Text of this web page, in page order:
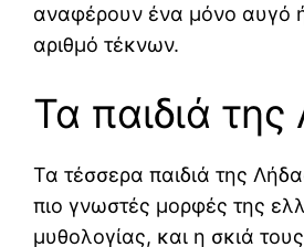
αναφέρουν ένα μόνο αυγό
αριθμό τέκνων.
Τα παιδιά
Τα τέσσερα παιδιά της
πιο γνωστές μορφές της
μυθολογίας, και η σκιά